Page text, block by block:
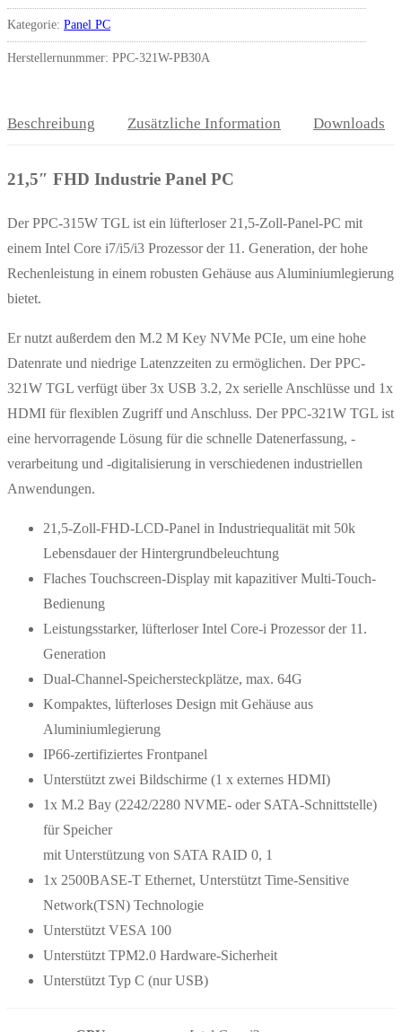
Kategorie: Panel PC
Herstellernunmmer: PPC-321W-PB30A
Beschreibung Zusätzliche Information Downloads
21,5″ FHD Industrie Panel PC
Der PPC-315W TGL ist ein lüfterloser 21,5-Zoll-Panel-PC mit
einem Intel Core i7/i5/i3 Prozessor der 11. Generation, der hohe
Rechenleistung in einem robusten Gehäuse aus Aluminiumlegierung
bietet.
Er nutzt außerdem den M.2 M Key NVMe PCIe, um eine hohe
Datenrate und niedrige Latenzzeiten zu ermöglichen. Der PPC-
321W TGL verfügt über 3x USB 3.2, 2x serielle Anschlüsse und 1x
HDMI für flexiblen Zugriff und Anschluss. Der PPC-321W TGL ist
eine hervorragende Lösung für die schnelle Datenerfassung, -
verarbeitung und -digitalisierung in verschiedenen industriellen
Anwendungen.
21,5-Zoll-FHD-LCD-Panel in Industriequalität mit 50k
Lebensdauer der Hintergrundbeleuchtung
Flaches Touchscreen-Display mit kapazitiver Multi-Touch-
Bedienung
Leistungsstarker, lüfterloser Intel Core-i Prozessor der 11.
Generation
Dual-Channel-Speichersteckplätze, max. 64G
Kompaktes, lüfterloses Design mit Gehäuse aus
Aluminiumlegierung
IP66-zertifiziertes Frontpanel
Unterstützt zwei Bildschirme (1 x externes HDMI)
1x M.2 Bay (2242/2280 NVME- oder SATA-Schnittstelle)
für Speicher
mit Unterstützung von SATA RAID 0, 1
1x 2500BASE-T Ethernet, Unterstützt Time-Sensitive
Network(TSN) Technologie
Unterstützt VESA 100
Unterstützt TPM2.0 Hardware-Sicherheit
Unterstützt Typ C (nur USB)